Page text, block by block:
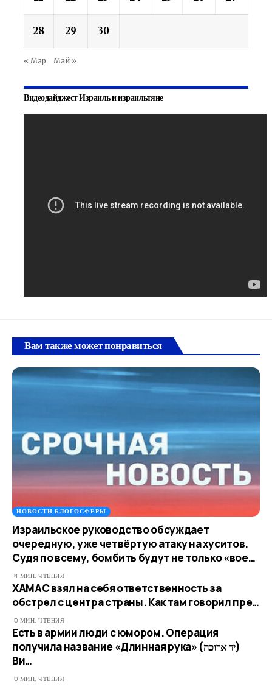
28 29 30
« Мар Май »
Видеодайджест Израиль и израильтяне
Вам также может понравиться
НОВОСТИ БЛОГОСФЕРЫ
Израильское руководство обсуждает
очередную, уже четвёртую атаку на хуситов.
Судя по всему, бомбить будут не только «вое…
1 МИН. ЧТЕНИЯ
ХАМАС взял на себя ответственность за
обстрел с центра страны. Как там говорил пре…
0 МИН. ЧТЕНИЯ
Есть в армии люди с юмором. Операция
получила название «Длинная рука» (יד ארוכה)
Ви…
0 МИН. ЧТЕНИЯ